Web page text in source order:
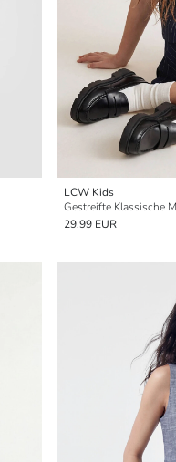
LCW Kids
Gestreifte Klassische
29.99 EUR